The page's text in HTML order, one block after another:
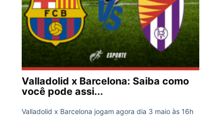
Valladolid x Barcelona: Saiba como
você pode assi...
Valladolid x Barcelona jogam agora dia 3 maio às 16h